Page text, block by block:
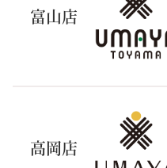
富山店
高岡店